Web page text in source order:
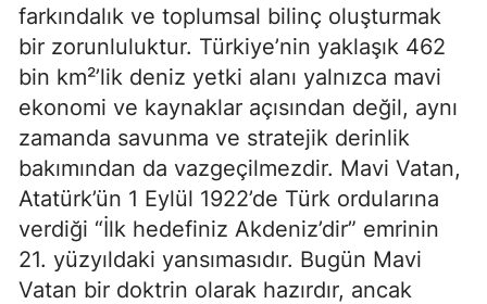
farkındalık ve toplumsal bilinç oluşturmak
bir zorunluluktur. Türkiye’nin yaklaşık 462
bin km²’lik deniz yetki alanı yalnızca mavi
ekonomi ve kaynaklar açısından değil, aynı
zamanda savunma ve stratejik derinlik
bakımından da vazgeçilmezdir. Mavi Vatan,
Atatürk’ün 1 Eylül 1922’de Türk ordularına
verdiği “İlk hedefiniz Akdeniz’dir” emrinin
21. yüzyıldaki yansımasıdır. Bugün Mavi
Vatan bir doktrin olarak hazırdır, ancak